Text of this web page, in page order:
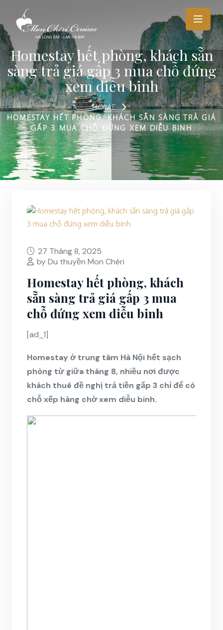
Homestay hết phòng, khách sẵn
sàng trả giá gấp 3 mua chỗ đứng
xem diễu binh
HOME
HOMESTAY HẾT PHÒNG, KHÁCH SẴN SÀNG TRẢ GIÁ
GẤP 3 MUA CHỖ ĐỨNG XEM DIỄU BINH
27 Tháng 8, 2025
by Du thuyền Mon Chéri
Homestay hết phòng, khách
sẵn sàng trả giá gấp 3 mua
chỗ đứng xem diễu binh
[ad_1]
Homestay ở trung tâm Hà Nội hết sạch
phòng từ giữa tháng 8, nhiều nơi được
khách thuê đề nghị trả tiền gấp 3 chỉ để có
chỗ xếp hàng chờ xem diễu binh.